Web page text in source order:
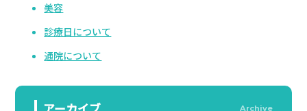
美容
診療日について
通院について
Archive